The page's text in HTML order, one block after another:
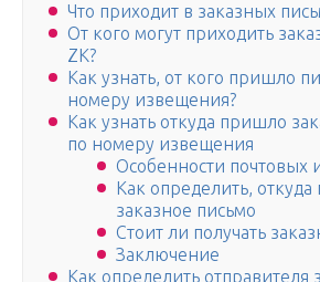
Что приходит в заказных
От кого могут приходить
ZK?
Как узнать, от кого пришло
номеру извещения?
Как узнать откуда пришло
по номеру извещения
Особенности почтовых
Как определить,
заказное письмо
Стоит ли получать
Заключение
Как определить отправителя